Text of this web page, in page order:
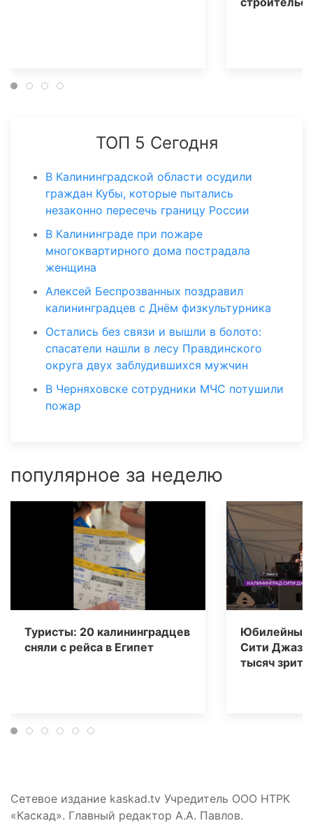
ТОП 5 Сегодня
В Калининградской области осудили
граждан Кубы, которые пытались
незаконно пересечь границу России
В Калининграде при пожаре
многоквартирного дома пострадала
женщина
Алексей Беспрозванных поздравил
калининградцев с Днём физкультурника
Остались без связи и вышли в болото:
спасатели нашли в лесу Правдинского
округа двух заблудившихся мужчин
В Черняховске сотрудники МЧС потушили
пожар
популярное за неделю
Туристы: 20 калининградцев
сняли с рейса в Египет
Юбилейный
Сити Джаз»
тысяч
Сетевое издание kaskad.tv Учредитель ООО НТРК
«Каскад». Главный редактор А.А. Павлов.